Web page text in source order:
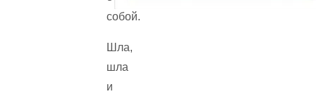
собой.
Шла,
шла
и